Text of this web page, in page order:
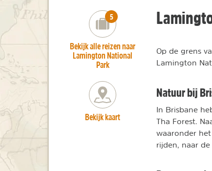
Op de grens
Lamington
Natuur bij
In Brisbane
Tha Forest.
waaronder
rijden, naar
number_of_trips:
5
Bekijk alle reizen naar
Lamington National
Park
Bekijk kaart